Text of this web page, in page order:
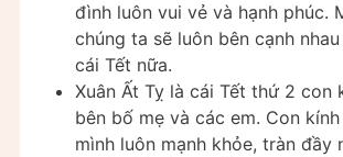
đình luôn vui vẻ và hạnh phúc.
chúng ta sẽ luôn bên cạnh
cái Tết nữa.
Xuân Ất Tỵ là cái Tết thứ 2 con
bên bố mẹ và các em. Con
mình luôn mạnh khỏe, tràn đầy